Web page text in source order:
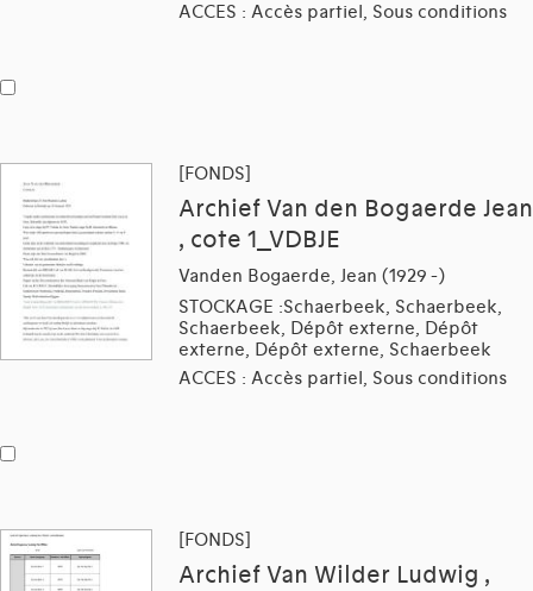
ACCES : Accès partiel, Sous conditions
[FONDS]
Archief Van den Bogaerde Jean
, cote 1_VDBJE
Vanden Bogaerde, Jean (1929 -)
STOCKAGE :Schaerbeek, Schaerbeek,
Schaerbeek, Dépôt externe, Dépôt
externe, Dépôt externe, Schaerbeek
ACCES : Accès partiel, Sous conditions
[FONDS]
Archief Van Wilder Ludwig ,